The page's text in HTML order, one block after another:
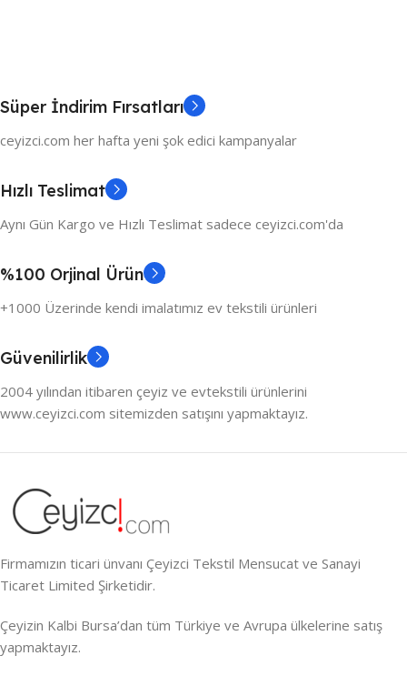
Süper İndirim Fırsatları
ceyizci.com her hafta yeni şok edici kampanyalar
Hızlı Teslimat
Aynı Gün Kargo ve Hızlı Teslimat sadece ceyizci.com'da
%100 Orjinal Ürün
+1000 Üzerinde kendi imalatımız ev tekstili ürünleri
Güvenilirlik
2004 yılından itibaren çeyiz ve evtekstili ürünlerini
www.ceyizci.com sitemizden satışını yapmaktayız.
Firmamızın ticari ünvanı Çeyizci Tekstil Mensucat ve Sanayi
Ticaret Limited Şirketidir.
Çeyizin Kalbi Bursa’dan tüm Türkiye ve Avrupa ülkelerine satış
yapmaktayız.